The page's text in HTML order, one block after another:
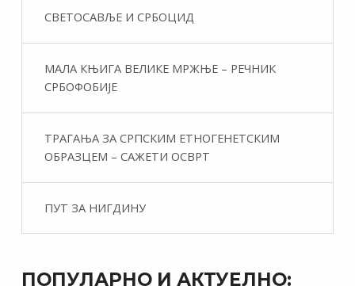
СВЕТОСАВЉЕ И СРБОЦИД
МАЛА КЊИГА ВЕЛИКЕ МРЖЊЕ – РЕЧНИК
СРБОФОБИЈЕ
ТРАГАЊА ЗА СРПСКИМ ЕТНОГЕНЕТСКИМ
ОБРАЗЦЕМ – САЖЕТИ ОСВРТ
ПУТ ЗА НИГДИНУ
ПОПУЛАРНО И АКТУЕЛНО: